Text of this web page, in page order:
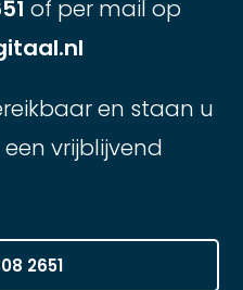
of per mail op
en staan u
vrijblijvend
2651